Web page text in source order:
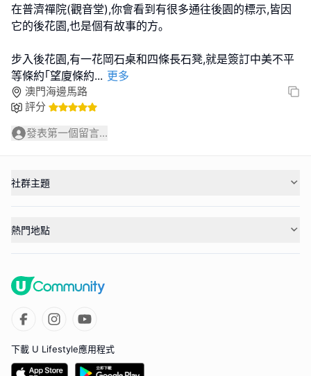
在普濟禪院(觀音堂),你會看到有很多通往後園的標示,皆因
它的後花園,也是個有故事的方｡
步入後花園,有一花岡石桌和四條長石凳,就是簽訂中美不平
等條約｢望廈條約... 更多
澳門海邊馬路
評分
發表第一個留言...
社群主題
熱門地點
下載 U Lifestyle應用程式